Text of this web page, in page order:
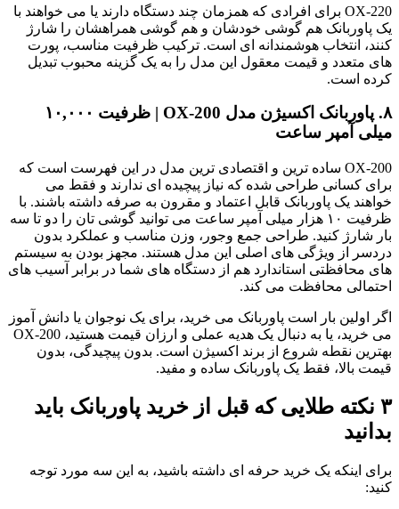
OX-220 برای افرادی که همزمان چند دستگاه دارند یا می خواهند با
یک پاوربانک هم گوشی خودشان و هم گوشی همراهشان را شارژ
کنند، انتخاب هوشمندانه ای است. ترکیب ظرفیت مناسب، پورت
های متعدد و قیمت معقول این مدل را به یک گزینه محبوب تبدیل
کرده است.
۸. پاوربانک اکسیژن مدل OX-200 | ظرفیت ۱۰,۰۰۰
میلی آمپر ساعت
OX-200 ساده ترین و اقتصادی ترین مدل در این فهرست است که
برای کسانی طراحی شده که نیاز پیچیده ای ندارند و فقط می
خواهند یک پاوربانک قابل اعتماد و مقرون به صرفه داشته باشند. با
ظرفیت ۱۰ هزار میلی آمپر ساعت می توانید گوشی تان را دو تا سه
بار شارژ کنید. طراحی جمع وجور، وزن مناسب و عملکرد بدون
دردسر از ویژگی های اصلی این مدل هستند. مجهز بودن به سیستم
های محافظتی استاندارد هم از دستگاه های شما در برابر آسیب های
احتمالی محافظت می کند.
اگر اولین بار است پاوربانک می خرید، برای یک نوجوان یا دانش آموز
می خرید، یا به دنبال یک هدیه عملی و ارزان قیمت هستید، OX-200
بهترین نقطه شروع از برند اکسیژن است. بدون پیچیدگی، بدون
قیمت بالا، فقط یک پاوربانک ساده و مفید.
۳ نکته طلایی که قبل از خرید پاوربانک باید
بدانید
برای اینکه یک خرید حرفه ای داشته باشید، به این سه مورد توجه
کنید: